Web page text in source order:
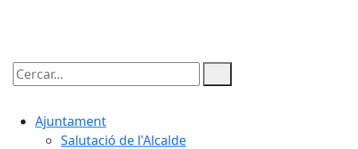
Cercar:
Ajuntament
Salutació de l'Alcalde